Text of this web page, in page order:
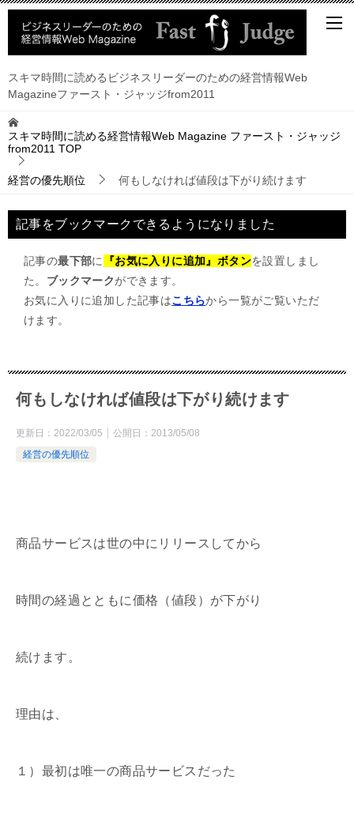
スキマ時間に読めるビジネスリーダーのための経営情報Web
Magazineファースト・ジャッジfrom2011
スキマ時間に読める経営情報Web Magazine ファースト・ジャッジ
from2011 TOP
経営の優先順位 何もしなければ値段は下がり続けます
記事をブックマークできるようになりました
記事の最下部に 『お気に入りに追加』ボタンを設置しまし
た。 ブックマークができます。
お気に入りに追加した記事はこちらから一覧がご覧いただ
けます。
何もしなければ値段は下がり続けます
更新日： 2022/03/05 公開日： 2013/05/08
経営の優先順位
商品サービスは世の中にリリースしてから
時間の経過とともに価格（値段）が下がり
続けます。
理由は、
１）最初は唯一の商品サービスだった